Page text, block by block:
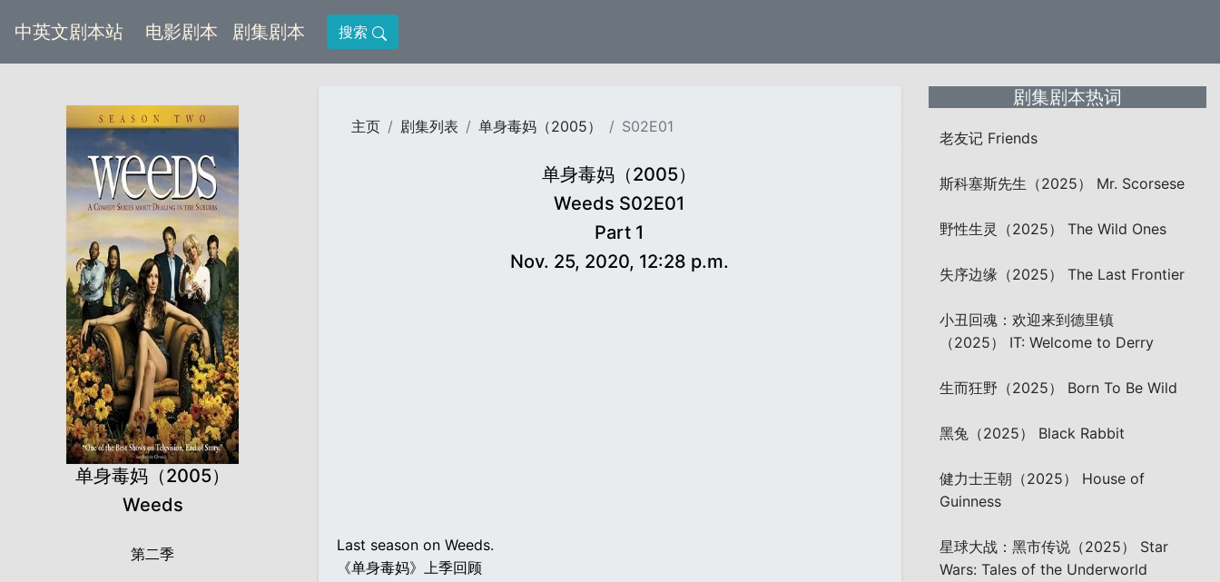
中英文剧本站 电影剧本 (current)
剧集剧本 (current)
搜索
单身毒妈（2005）
Weeds
第二季
主页 剧集列表 单身毒妈（2005） S02E01
单身毒妈（2005）
Weeds S02E01
Part 1
Nov. 25, 2020, 12:28 p.m.
Last season on Weeds.
《单身毒妈》上季回顾
剧集剧本热词
老友记 Friends
斯科塞斯先生（2025） Mr. Scorsese
野性生灵（2025） The Wild Ones
失序边缘（2025） The Last Frontier
小丑回魂：欢迎来到德里镇
（2025） IT: Welcome to Derry
生而狂野（2025） Born To Be Wild
黑兔（2025） Black Rabbit
健力士王朝（2025） House of
Guinness
星球大战：黑市传说（2025） Star
Wars: Tales of the Underworld